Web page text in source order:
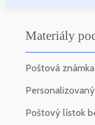
Materiály
Poštová známka
Poštový lístok